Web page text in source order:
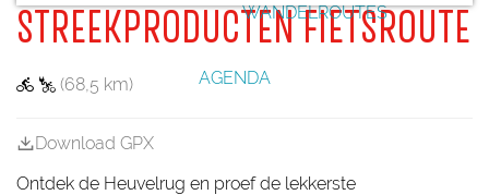
WANDELROUTES
AGENDA
STREEKPRODUCTEN FIETSROUTE
(68,5 km)
Download GPX
Ontdek de Heuvelrug en proef de lekkerste